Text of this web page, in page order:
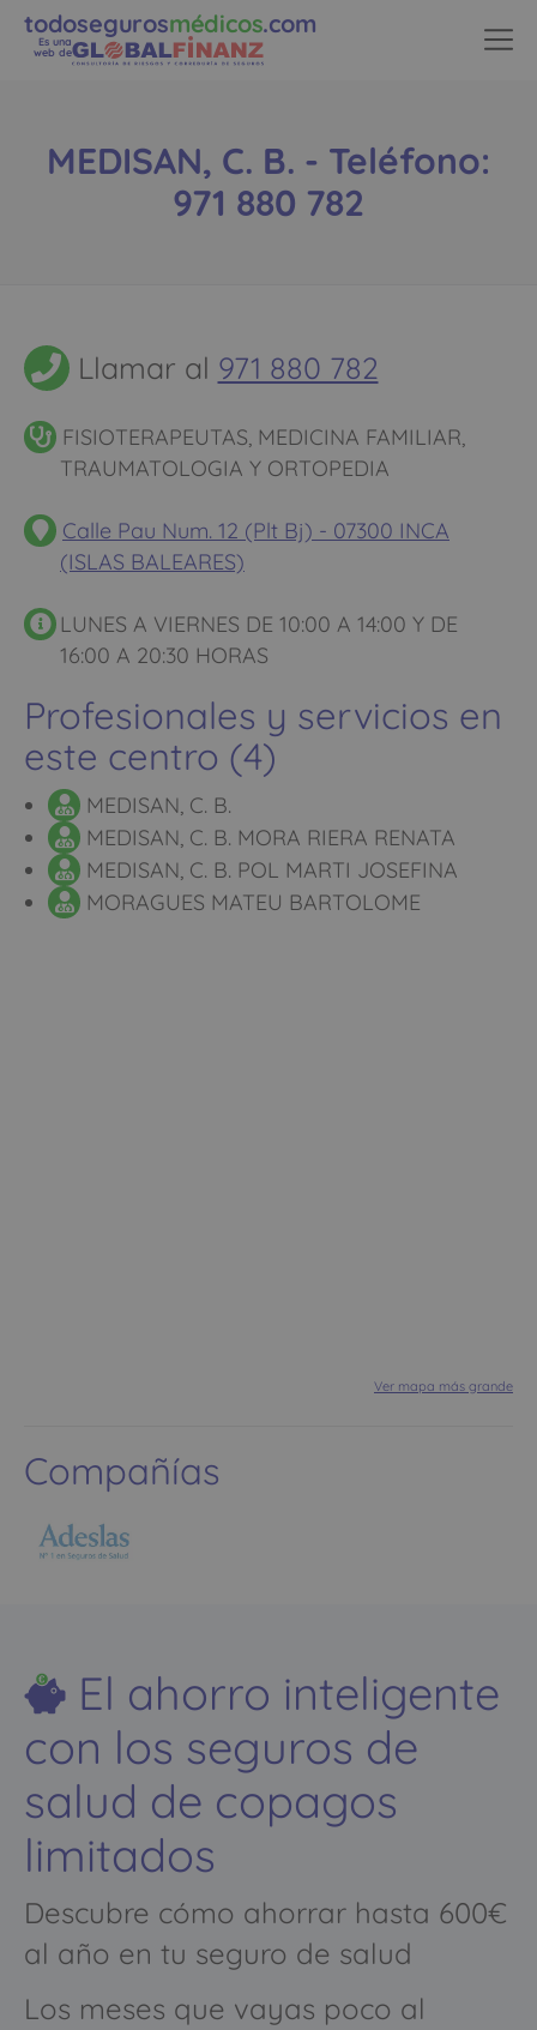
todosegurosmédicos.com
Es una
web de
MEDISAN, C. B. - Teléfono:
971 880 782
Llamar al 971 880 782
FISIOTERAPEUTAS, MEDICINA FAMILIAR,
TRAUMATOLOGIA Y ORTOPEDIA
Calle Pau Num. 12 (Plt Bj) - 07300 INCA
(ISLAS BALEARES)
LUNES A VIERNES DE 10:00 A 14:00 Y DE
16:00 A 20:30 HORAS
Profesionales y servicios en
este centro (4)
MEDISAN, C. B.
MEDISAN, C. B. MORA RIERA RENATA
MEDISAN, C. B. POL MARTI JOSEFINA
MORAGUES MATEU BARTOLOME
Ver mapa más grande
Compañías
El ahorro inteligente
con los seguros de
salud de copagos
limitados
Descubre cómo ahorrar hasta 600€
al año en tu seguro de salud
Los meses que vayas poco al